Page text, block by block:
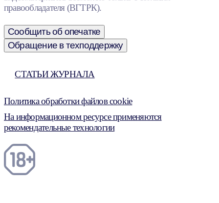
правообладателя (ВГТРК).
Сообщить об опечатке
Обращение в техподдержку
СТАТЬИ ЖУРНАЛА
Политика обработки файлов cookie
На информационном ресурсе применяются
рекомендательные технологии